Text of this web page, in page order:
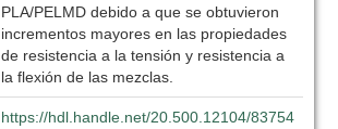
PLA/PELMD debido a que se obtuvieron
incrementos mayores en las propiedades
de resistencia a la tensión y resistencia a
la flexión de las mezclas.
https://hdl.handle.net/20.500.12104/83754